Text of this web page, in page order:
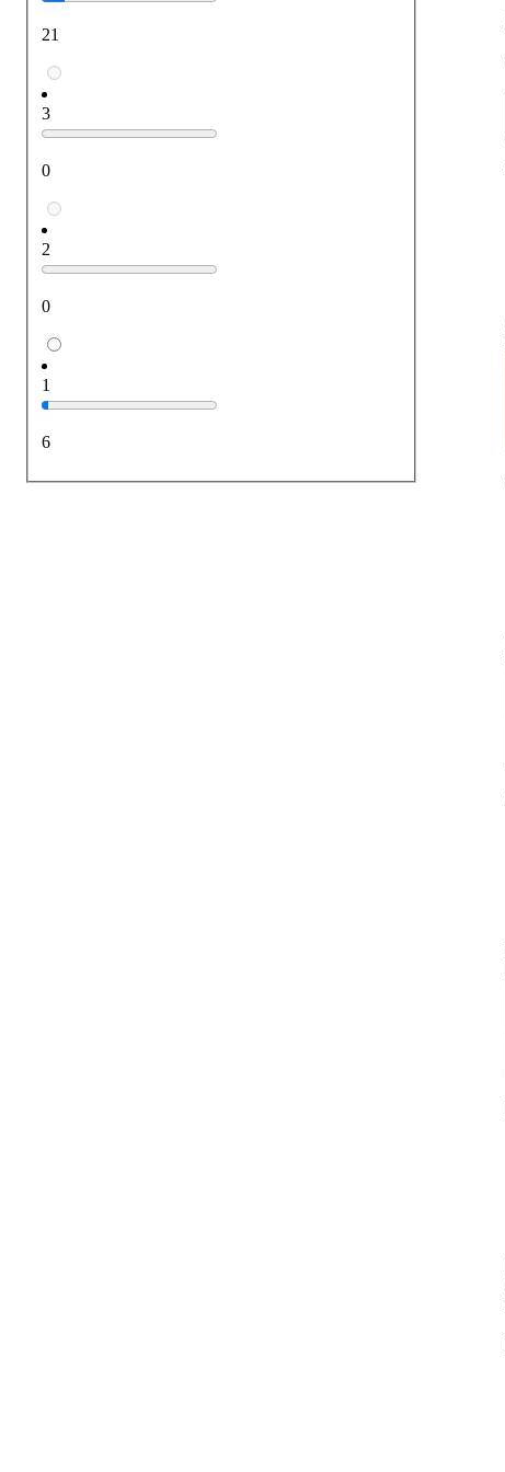
21
3
0
2
0
1
6